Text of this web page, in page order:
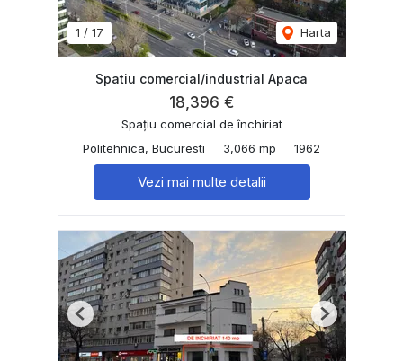
1 / 17 Harta
Spatiu comercial/industrial Apaca
18,396 €
Spațiu comercial de închiriat
Politehnica, Bucuresti
3,066 mp 1962
Vezi mai multe detalii
Previous Next